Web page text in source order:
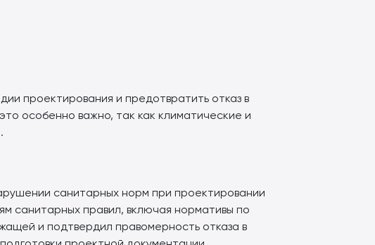
проектирования и предотвратить отказ в
особенно важно, так как климатические и
санитарных норм при проектировании
санитарных правил, включая нормативы по
и подтвердил правомерность отказа в